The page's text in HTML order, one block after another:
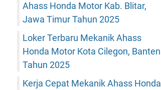
Ahass Honda Motor Kab. Blitar,
Jawa Timur Tahun 2025
Loker Terbaru Mekanik Ahass
Honda Motor Kota Cilegon, Banten
Tahun 2025
Kerja Cepat Mekanik Ahass Honda